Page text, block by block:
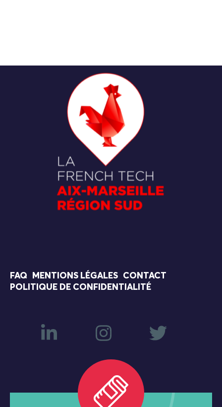
FAQ MENTIONS LÉGALES
CONTACT
POLITIQUE DE CONFIDENTIALITÉ